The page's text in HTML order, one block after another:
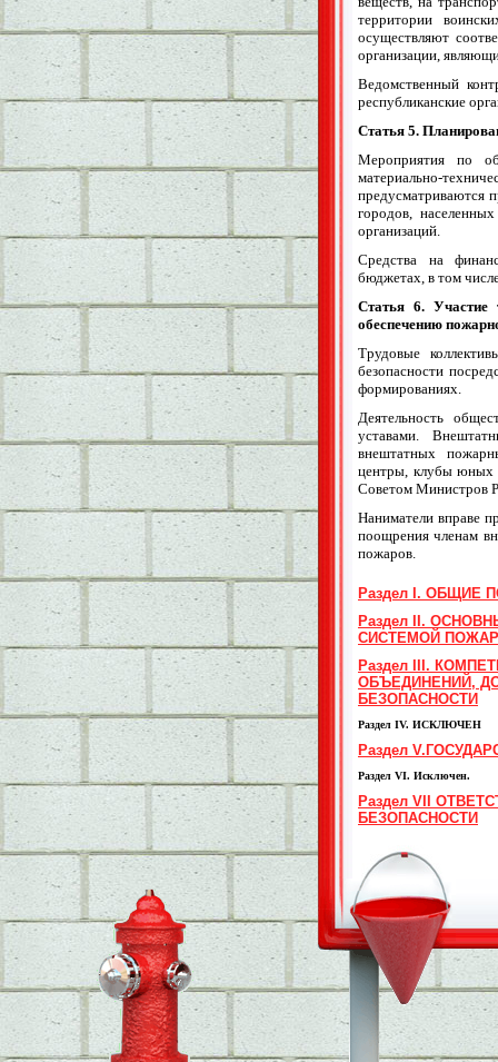
территории
осуществляют
организации,
Ведомственный
республиканские
Статья 5.
Мероприятия по
материально-
предусматриваются
городов,
организаций.
Средства на
бюджетах, в том
Статья 6. Участие
обеспечению
Трудовые
безопасности
формированиях.
Деятельность
уставами.
внештатных
центры, клубы юных
Советом Министров
Наниматели вправе
поощрения членам
пожаров.
Раздел I. ОБЩИЕ
Раздел II.
СИСТЕМОЙ
Раздел III.
ОБЪЕДИНЕНИЙ,
БЕЗОПАСНОСТИ
Раздел IV. ИСКЛЮЧЕН
Раздел
Раздел VI. Исключен.
Раздел VII
БЕЗОПАСНОСТИ